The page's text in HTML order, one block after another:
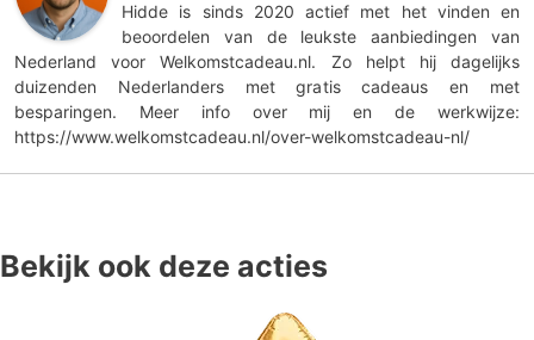
Hidde is sinds 2020 actief met het vinden en
beoordelen van de leukste aanbiedingen van
Nederland voor Welkomstcadeau.nl. Zo helpt hij dagelijks
duizenden Nederlanders met gratis cadeaus en met
besparingen. Meer info over mij en de werkwijze:
https://www.welkomstcadeau.nl/over-welkomstcadeau-nl/
Bekijk ook deze acties